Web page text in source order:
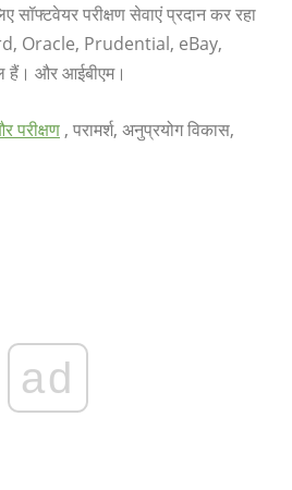
सॉफ्टवेयर परीक्षण सेवाएं प्रदान कर रहा
Oracle, Prudential, eBay,
हैं। और आईबीएम।
परीक्षण , परामर्श, अनुप्रयोग विकास,
ad